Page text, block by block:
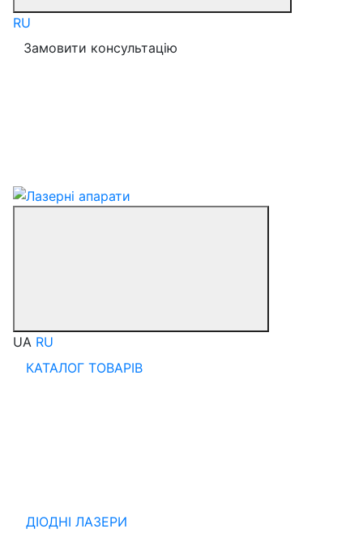
RU
Замовити консультацію
UA RU
КАТАЛОГ ТОВАРІВ
ДІОДНІ ЛАЗЕРИ